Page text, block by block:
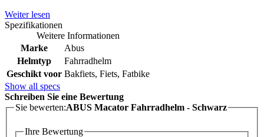
Weiter lesen
Spezifikationen
Weitere Informationen
Marke
Abus
Helmtyp
Fahrradhelm
Geschikt voor Bakfiets, Fiets, Fatbike
Show all specs
Schreiben Sie eine Bewertung
Sie bewerten:ABUS Macator Fahrradhelm - Schwarz
Ihre Bewertung